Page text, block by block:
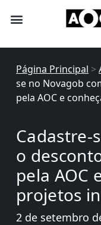
Página Principal >
se no Novagob
pela AOC e
Cadastre-
o
pela AOC
projetos
2 de setembro